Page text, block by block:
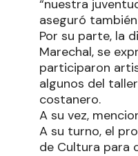
“nuestra
aseguró
Por su parte, la
Marechal, se
participaron
algunos del
costanero.
A su vez,
A su turno, el
de Cultura para